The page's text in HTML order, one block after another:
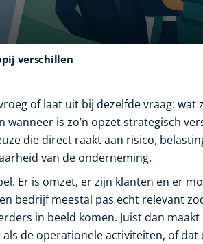
verschillen
of laat uit bij dezelfde vraag: wat
is zo’n opzet strategisch
die direct raakt aan risico,
van de onderneming.
Er is omzet, er zijn klanten en er
bedrijf meestal pas echt relevant
in beeld komen. Juist dan
de operationele activiteiten, of dat